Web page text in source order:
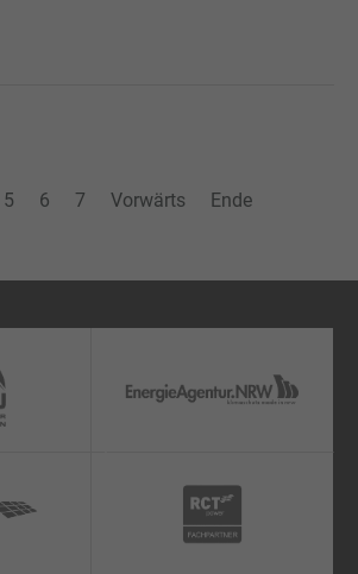
5 6 7 Vorwärts Ende